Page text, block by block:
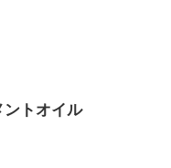
ントオイル